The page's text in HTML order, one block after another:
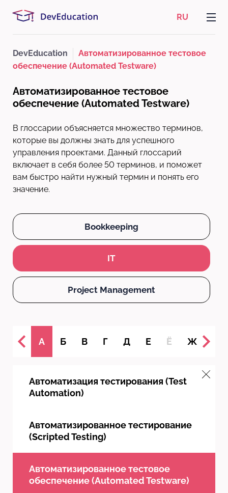
RU
DevEducation
Автоматизированное тестовое
обеспечение (Automated Testware)
Автоматизированное тестовое
обеспечение (Automated Testware)
В глоссарии объясняется множество терминов,
которые вы должны знать для успешного
управления проектами. Данный глоссарий
включает в себя более 50 терминов, и поможет
вам быстро найти нужный термин и понять его
значение.
Bookkeeping
IT
Project Management
А Б В Г Д Е Ё Ж
Автоматизация тестирования (Test
Automation)
Автоматизированное тестирование
(Scripted Testing)
Автоматизированное тестовое
обеспечение (Automated Testware)